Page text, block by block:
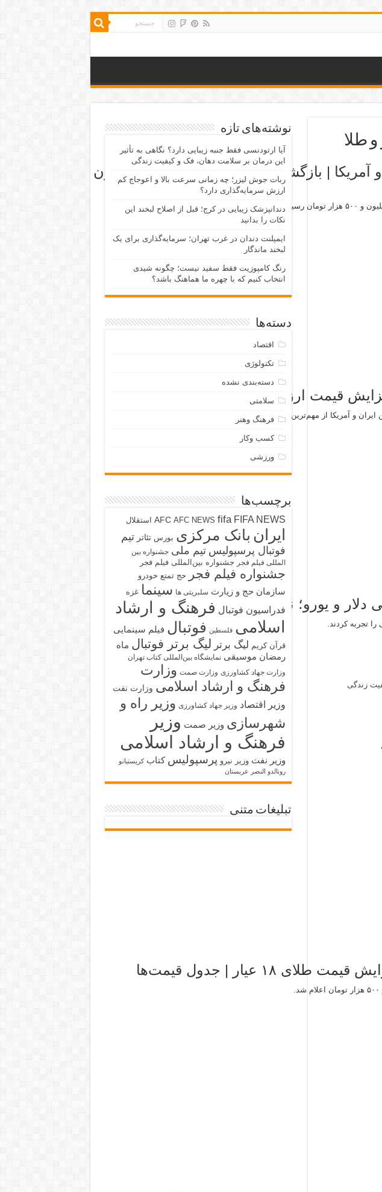
و طلا
افزایش قیمت طلا به دنبال افزایش تنش‌های ایران و آمریکا | بازگشت قیمت طلا به سطح ۱۷ میلیون
قیمت ارز
و آمریکا از مهم‌ترین عوامل این افزایش بوده است.
دلار و یورو؛ نرخ درهم، روبل و یوان
را تجربه کردند.
زندگی
عیار | جدول قیمت‌ها
نوشته‌های تازه
آیا ارتودنسی فقط جنبه زیبایی دارد؟ نگاهی به تأثیر
این درمان بر سلامت دهان، فک و کیفیت زندگی
ربات جوش لیزر؛ چه زمانی سرعت بالا و اعوجاج کم
ارزش سرمایه‌گذاری دارد؟
دندانپزشک زیبایی در کرج؛ قبل از اصلاح لبخند این
نکات را بدانید
ایمپلنت دندان در غرب تهران؛ سرمایه‌گذاری برای یک
لبخند ماندگار
رنگ کامپوزیت فقط سفید نیست؛ چگونه شیدی
انتخاب کنیم که با چهره ما هماهنگ باشد؟
دسته‌ها
اقتصاد
تکنولوژی
دسته‌بندی نشده
سلامتی
فرهنگ وهنر
کسب وکار
ورزشی
برچسب‌ها
AFC AFC NEWS fifa FIFA NEWS استقلال
ایران بانک مرکزی بورس تئاتر تیم
فوتبال پرسپولیس تیم ملی جشنواره بین
المللی فیلم فجر جشنواره بین‌المللی فیلم فجر
جشنواره فیلم فجر حج تمتع خودرو
سازمان حج و زیارت سلبریتی ها سینما غزه
فدراسیون فوتبال فرهنگ و ارشاد
اسلامی فلسطین فوتبال فیلم سینمایی
قرآن کریم لیگ برتر لیگ برتر فوتبال ماه
رمضان موسیقی نمایشگاه بین‌المللی کتاب تهران
وزارت جهاد کشاورزی وزارت صمت وزارت
فرهنگ و ارشاد اسلامی وزارت نفت
وزیر اقتصاد وزیر جهاد کشاورزی وزیر راه و
شهرسازی وزیر صمت وزیر
فرهنگ و ارشاد اسلامی
وزیر نفت وزیر نیرو پرسپولیس کتاب کریستیانو
رونالدو النصر عربستان
تبلیغات متنی